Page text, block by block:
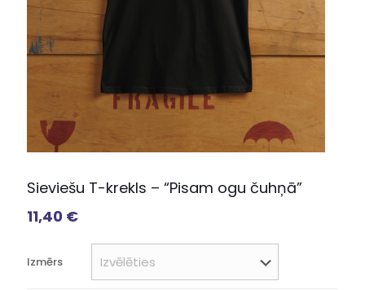
Sieviešu T-krekls – “Pisam ogu čuhņā”
11,40 €
Izmērs